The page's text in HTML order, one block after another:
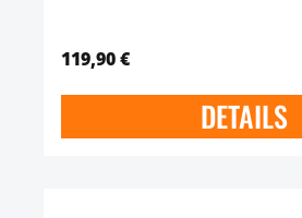
119,90 €
DETAILS